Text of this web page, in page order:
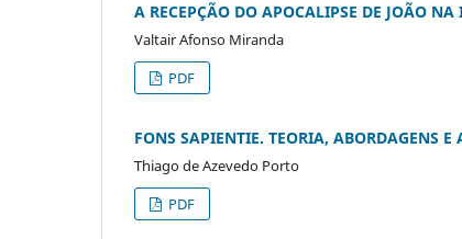
A RECEPÇÃO DO APOCALIPSE DE JOÃO
Valtair Afonso Miranda
PDF
FONS SAPIENTIE. TEORIA, ABORDAGENS
Thiago de Azevedo Porto
PDF